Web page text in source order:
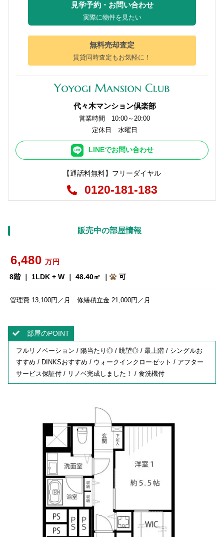
見学予約・お問い合わせ
実際に物件を見たい
無料売却査定
賃貸同時査定もお気軽に！
代々木マンション倶楽部
営業時間 10:00～20:00
定休日 水曜日
LINEでお問い合わせ
【通話料無料】フリーダイヤル
0120-181-183
販売中の部屋情報
6,480 万円
8階 ｜ 1LDK + W ｜ 48.40㎡ ｜
可
管理費 13,100円／月 修繕積立金 21,000円／月
部屋のPOINT
フルリノベーション / 陽当たり◎ / 眺望◎ / 最上階 / シングルお
すすめ / DINKSおすすめ / ウォークインクローゼット / アフター
サービス保証付 / リノベ完成しました！ / 食洗機付